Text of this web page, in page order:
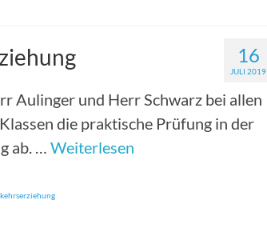
16
JULI 2019
Aulinger und Herr Schwarz bei allen
die praktische Prüfung in der
ab. … Weiterlesen